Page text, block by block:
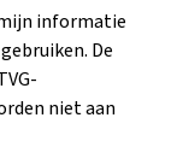
informatie
De
niet aan